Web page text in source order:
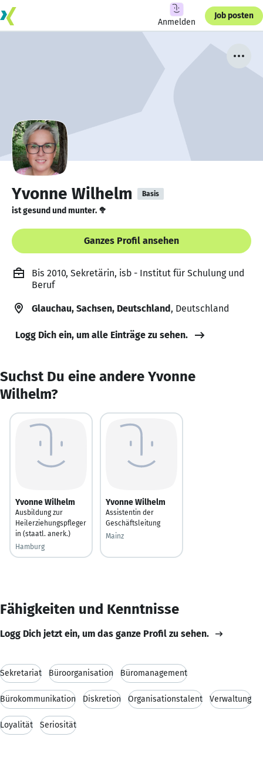
Anmelden
Job posten
Yvonne Wilhelm Basis
ist gesund und munter. 🥦
Ganzes Profil ansehen
Bis 2010, Sekretärin, isb - Institut für Schulung und
Beruf
Glauchau, Sachsen, Deutschland, Deutschland
Logg Dich ein, um alle Einträge zu sehen.
Suchst Du eine andere Yvonne
Wilhelm?
Yvonne Wilhelm
Ausbildung zur
Heilerziehungspfleger
in (staatl. anerk.)
Hamburg
Yvonne Wilhelm
Assistentin der
Geschäftsleitung
Mainz
Fähigkeiten und Kenntnisse
Logg Dich jetzt ein, um das ganze Profil zu sehen.
Sekretariat Büroorganisation Büromanagement
Bürokommunikation Diskretion Organisationstalent Verwaltung
Loyalität Seriosität